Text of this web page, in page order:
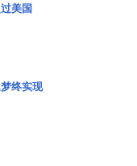
美国
终实现